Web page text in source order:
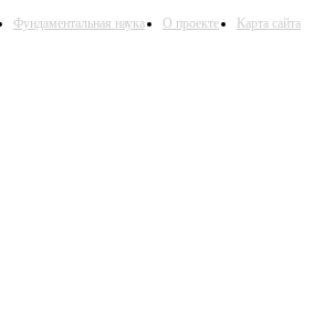
Фундаментальная наука О проекте Карта сайта